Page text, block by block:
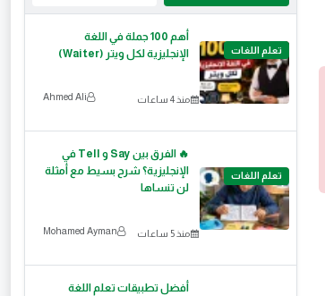
تعلم اللغات
أهم 100 جملة في اللغة
الإنجليزية لكل ويتر (Waiter)
منذ 4 ساعات Ahmed Ali
تعلم اللغات
🔥 الفرق بين Say و Tell في
الإنجليزية؟ شرح بسيط مع أمثلة
لن تنساها
منذ 5 ساعات Mohamed Ayman
أفضل تطبيقات تعلم اللغة